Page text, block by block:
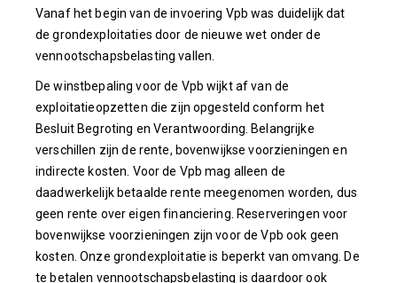
Vanaf het begin van de invoering Vpb was duidelijk dat
de grondexploitaties door de nieuwe wet onder de
vennootschapsbelasting vallen.
De winstbepaling voor de Vpb wijkt af van de
exploitatieopzetten die zijn opgesteld conform het
Besluit Begroting en Verantwoording. Belangrijke
verschillen zijn de rente, bovenwijkse voorzieningen en
indirecte kosten. Voor de Vpb mag alleen de
daadwerkelijk betaalde rente meegenomen worden, dus
geen rente over eigen financiering. Reserveringen voor
bovenwijkse voorzieningen zijn voor de Vpb ook geen
kosten. Onze grondexploitatie is beperkt van omvang. De
te betalen vennootschapsbelasting is daardoor ook